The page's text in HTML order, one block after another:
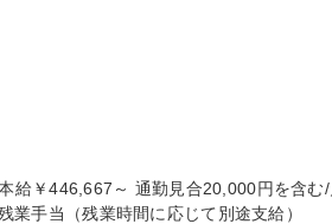
給￥446,667～ 通勤見合20,000円を含む/
手当（残業時間に応じて別途支給）